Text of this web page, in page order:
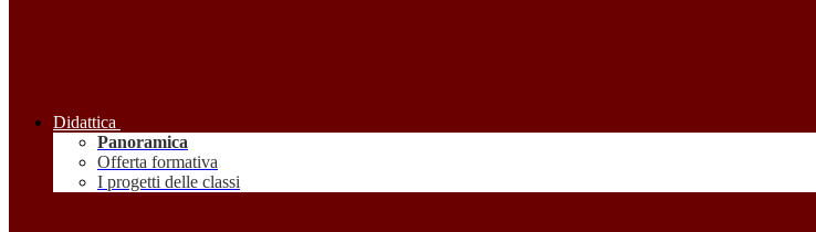
Didattica
Panoramica
Offerta formativa
I progetti delle classi